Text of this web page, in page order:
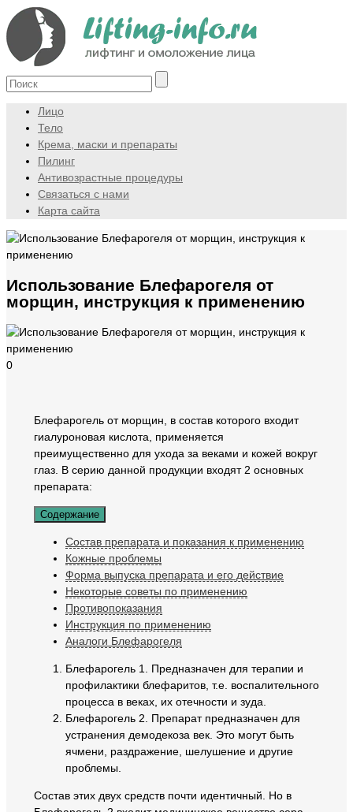
Лицо
Тело
Крема, маски и препараты
Пилинг
Антивозрастные процедуры
Связаться с нами
Карта сайта
Использование Блефарогеля от
морщин, инструкция к применению
0
Блефарогель от морщин, в состав которого входит
гиалуроновая кислота, применяется
преимущественно для ухода за веками и кожей вокруг
глаз. В серию данной продукции входят 2 основных
препарата:
Содержание
Состав препарата и показания к применению
Кожные проблемы
Форма выпуска препарата и его действие
Некоторые советы по применению
Противопоказания
Инструкция по применению
Аналоги Блефарогеля
Блефарогель 1. Предназначен для терапии и
профилактики блефаритов, т.е. воспалительного
процесса в веках, их отечности и зуда.
Блефарогель 2. Препарат предназначен для
устранения демодекоза век. Это могут быть
ячмени, раздражение, шелушение и другие
проблемы.
Состав этих двух средств почти идентичный. Но в